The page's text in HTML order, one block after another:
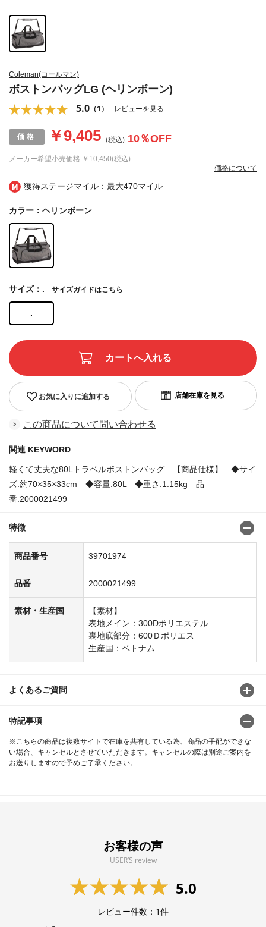
獲得ステージマイル：最大470マイル
Coleman(コールマン)
ボストンバッグLG (ヘリンボーン)
5.0 （1） レビューを見る
メーカー希望小売価格 ￥10,450(税込)
￥9,405 (税込) 10％OFF
価格について
カラー：ヘリンボーン
.
サイズ：. サイズガイドはこちら
お気に入りに追加する
この商品について問い合わせる
関連 KEYWORD
軽くて丈夫な80Lトラベルボストンバッグ 【商品仕様】 ◆サイ
ズ:約70×35×33cm ◆容量:80L ◆重さ:1.15kg 品
番:2000021499
特徴
商品番号 39701974
品番 2000021499
素材・生産国
【素材】
表地メイン：300Dポリエステル
裏地底部分：600Ｄポリエス
生産国：ベトナム
よくあるご質問
特記事項
※こちらの商品は複数サイトで在庫を共有している為、商品の手配ができな
い場合、キャンセルとさせていただきます。キャンセルの際は別途ご案内を
お送りしますので予めご了承ください。
お客様の声
USER’S review
5.0
レビュー件数： 1件